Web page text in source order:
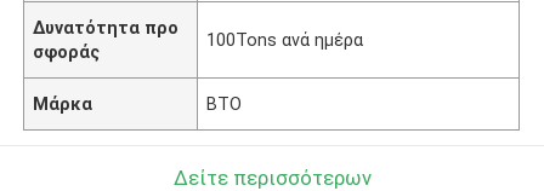
Δυνατότητα προ
σφοράς
100Tons ανά ημέρα
Μάρκα BTO
Δείτε περισσότερων